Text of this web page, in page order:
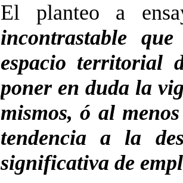
El planteo a
incontrastable
espacio territorial
poner en duda la
mismos, ó al
tendencia a la
significativa de